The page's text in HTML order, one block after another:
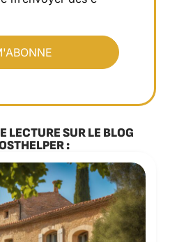
LECTURE SUR LE BLOG
: